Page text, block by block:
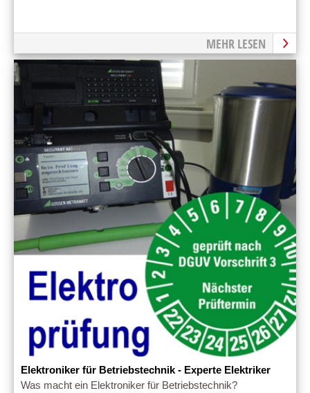
MEHR LESEN
Elektroniker für Betriebstechnik - Experte Elektriker
Was macht ein Elektroniker für Betriebstechnik?